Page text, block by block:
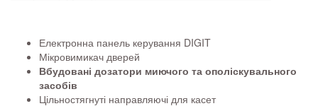
Електронна панель керування DIGIT
Мікровимикач дверей
Вбудовані дозатори миючого та ополіскувального
засобів
Цільностягнуті направляючі для касет